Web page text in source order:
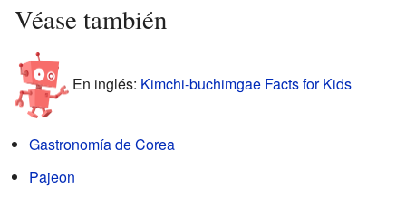
Véase también
En inglés: Kimchi-buchimgae Facts for Kids
Gastronomía de Corea
Pajeon